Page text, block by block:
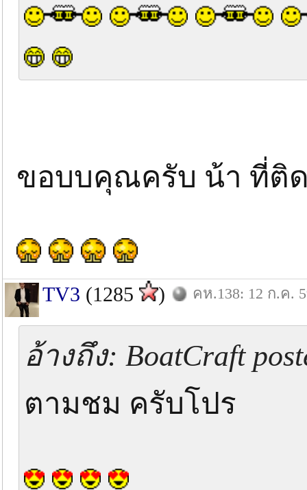
ขอบบคุณครับ น้า ที่ติ
TV3 (1285 ) คห.138: 12 ก.ค.
อ้างถึง: BoatCraft
ตามชม ครับโปร